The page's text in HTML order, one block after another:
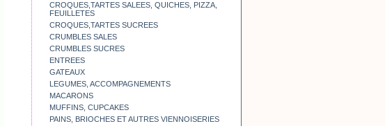
CROQUES,TARTES SALEES, QUICHES, PIZZA,
FEUILLETES
CROQUES,TARTES SUCREES
CRUMBLES SALES
CRUMBLES SUCRES
ENTREES
GATEAUX
LEGUMES, ACCOMPAGNEMENTS
MACARONS
MUFFINS, CUPCAKES
PAINS, BRIOCHES ET AUTRES VIENNOISERIES